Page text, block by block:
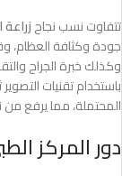
تتفاوت نسب نجاح
جودة وكثافة العظام،
وكذلك خبرة الجراح
باستخدام تقنيات
المحتملة، مما يرفع
دور المركز